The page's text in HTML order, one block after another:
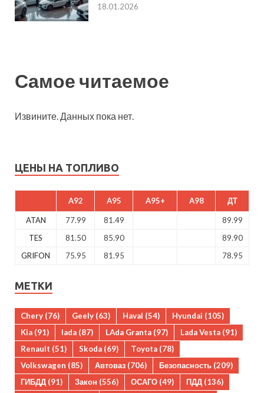
18.01.2026
Самое читаемое
Извините. Данных пока нет.
ЦЕНЫ НА ТОПЛИВО
A92 A95 A95+ A98 ДТ
ATAN 77.99 81.49
89.99
TES
81.50 85.90
89.90
GRIFON
75.95 81.95 78.95
МЕТКИ
Chery (76) Geely (63) Haval (54) Hyundai (105)
Kia (91) lada (87) LAda Granta (97) Lada Vesta (91)
Renault (51) Skoda (69) Toyota (78)
Volkswagen (85) Автоваз (706) Безопасность (209)
ГИБДД (91) Закон (556) ОСАГО (49) ПДД (136)